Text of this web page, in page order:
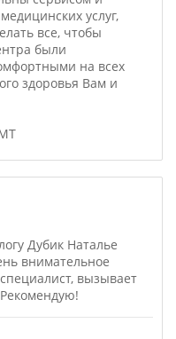
услуг,
все, чтобы
были
на всех
здоровья Вам и
Дубик Наталье
внимательное
вызывает